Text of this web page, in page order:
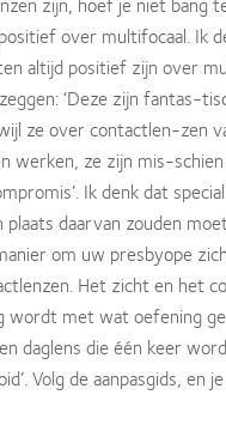
over multifocaal. Ik
altijd positief zijn over
‘Deze zijn fantas-
ze over contactlen-zen
werken, ze zijn mis-
Ik denk dat
daarvan zouden
om uw presbyope
Het zicht en het
wordt met wat oefening
daglens die één keer
Volg de aanpasgids, en